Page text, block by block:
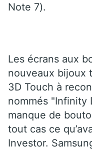
Note 7).
Les écrans aux
nouveaux bijoux
3D Touch à
nommés "Infinity
manque de
tout cas ce
Investor.